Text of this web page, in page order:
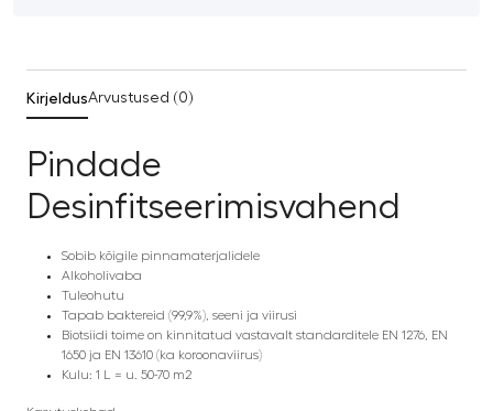
KirjeldusArvustused (0)
Pindade
Desinfitseerimisvahend
Sobib kõigile pinnamaterjalidele
Alkoholivaba
Tuleohutu
Tapab baktereid (99,9%), seeni ja viirusi
Biotsiidi toime on kinnitatud vastavalt standarditele EN 1276, EN
1650 ja EN 13610 (ka koroonaviirus)
Kulu: 1 L = u. 50-70 m2